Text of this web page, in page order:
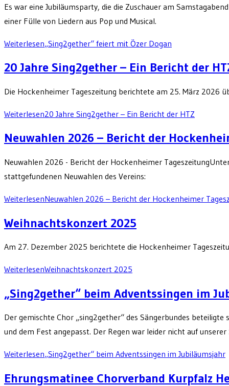
Es war eine Jubiläumsparty, die die Zuschauer am
einer Fülle von Liedern aus Pop und Musical.
Weiterlesen„Sing2gether“ feiert mit Özer Dogan
20 Jahre Sing2gether – Ein Bericht der
Die Hockenheimer Tageszeitung berichtete am 25. März 2026
Weiterlesen20 Jahre Sing2gether – Ein Bericht der HTZ
Neuwahlen 2026 – Bericht der
Neuwahlen 2026 - Bericht der Hockenheimer
stattgefundenen Neuwahlen des Vereins:
WeiterlesenNeuwahlen 2026 – Bericht der Hockenheimer
Weihnachtskonzert 2025
Am 27. Dezember 2025 berichtete die Hockenheimer
WeiterlesenWeihnachtskonzert 2025
„Sing2gether“ beim Adventssingen im
Der gemischte Chor „sing2gether“ des Sängerbundes
und dem Fest angepasst. Der Regen war leider nicht auf
Weiterlesen„Sing2gether“ beim Adventssingen im Jubiläumsjahr
Ehrungsmatinee Chorverband Kurpfalz